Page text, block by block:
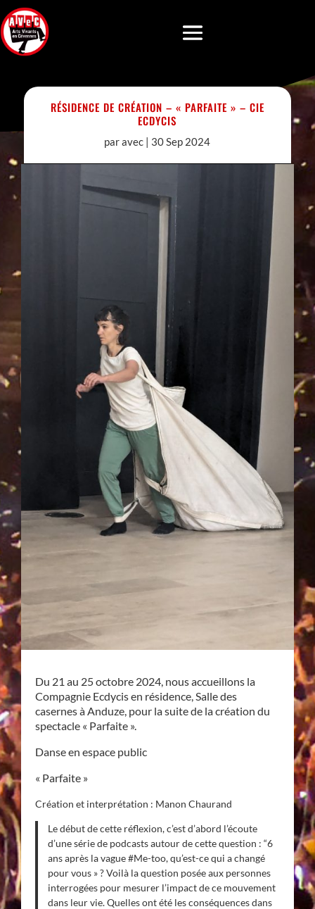
RÉSIDENCE DE CRÉATION – « PARFAITE » – CIE
ECDYCIS
paravec | 30 Sep 2024
Du 21 au 25 octobre 2024, nous accueillons la
Compagnie Ecdycis en résidence, Salle des
casernes à Anduze, pour la suite de la création du
spectacle « Parfaite ».
Danse en espace public
« Parfaite »
Création et interprétation : Manon Chaurand
Le début de cette réflexion, c’est d’abord l’écoute
d’une série de podcasts autour de cette question : “6
ans après la vague #Me-too, qu’est-ce qui a changé
pour vous » ? Voilà la question posée aux personnes
interrogées pour mesurer l’impact de ce mouvement
dans leur vie. Quelles ont été les conséquences dans